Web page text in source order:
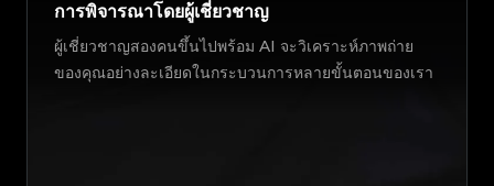
การพิจารณาโดยผู้เชี่ยวชาญ
ผู้เชี่ยวชาญสองคนขึ้นไปพร้อม AI จะวิเคราะห์ภาพถ่าย
ของคุณอย่างละเอียดในกระบวนการหลายขั้นตอนของเรา